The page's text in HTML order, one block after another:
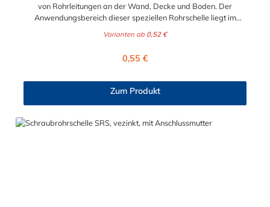
von Rohrleitungen an der Wand, Decke und Boden. Der
Anwendungsbereich dieser speziellen Rohrschelle liegt im
EPDM-Schallschutzeinlage entsprechend den Anforderungen
Anschlußmutter besitzt einen Schnellverschluß, der eine
ermöglicht. *Dämmprofil kann ohne Weiteres entfernt werden.
Varianten ab 0,52 €
Regulärer Preis:
0,55 €
Zum Produkt